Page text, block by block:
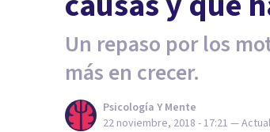
Un repaso por los
más en crecer.
Psicología Y Mente
22 noviembre, 2018 - 17:21 —